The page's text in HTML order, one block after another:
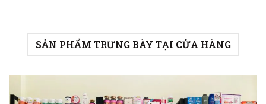
SẢN PHẨM TRƯNG BÀY TẠI CỬA HÀNG